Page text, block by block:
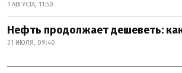
1 АВГУСТА, 11:50
Нефть продолжает дешеветь:
31 ИЮЛЯ, 09:40